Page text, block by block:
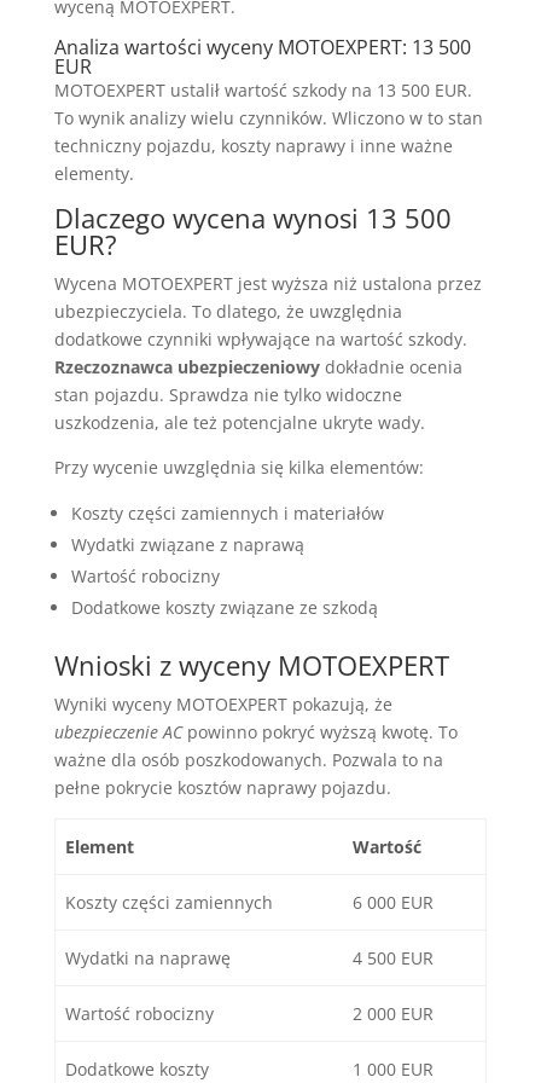
wyceną MOTOEXPERT.
Analiza wartości wyceny MOTOEXPERT: 13 500
EUR
MOTOEXPERT ustalił wartość szkody na 13 500 EUR.
To wynik analizy wielu czynników. Wliczono w to stan
techniczny pojazdu, koszty naprawy i inne ważne
elementy.
Dlaczego wycena wynosi 13 500
EUR?
Wycena MOTOEXPERT jest wyższa niż ustalona przez
ubezpieczyciela. To dlatego, że uwzględnia
dodatkowe czynniki wpływające na wartość szkody.
Rzeczoznawca ubezpieczeniowydokładnie ocenia
stan pojazdu. Sprawdza nie tylko widoczne
uszkodzenia, ale też potencjalne ukryte wady.
Przy wycenie uwzględnia się kilka elementów:
Koszty części zamiennych i materiałów
Wydatki związane z naprawą
Wartość robocizny
Dodatkowe koszty związane ze szkodą
Wnioski z wyceny MOTOEXPERT
Wyniki wyceny MOTOEXPERT pokazują, że
ubezpieczenie ACpowinno pokryć wyższą kwotę. To
ważne dla osób poszkodowanych. Pozwala to na
pełne pokrycie kosztów naprawy pojazdu.
Element Wartość
Koszty części zamiennych 6 000 EUR
Wydatki na naprawę 4 500 EUR
Wartość robocizny 2 000 EUR
Dodatkowe koszty 1 000 EUR